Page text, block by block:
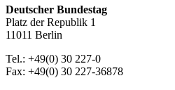
Deutscher Bundestag
Platz der Republik 1
11011 Berlin
Tel.: +49(0) 30 227-0
Fax: +49(0) 30 227-36878